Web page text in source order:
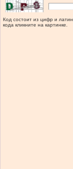
Код состоит из цифр и
кода кликните на картинке.